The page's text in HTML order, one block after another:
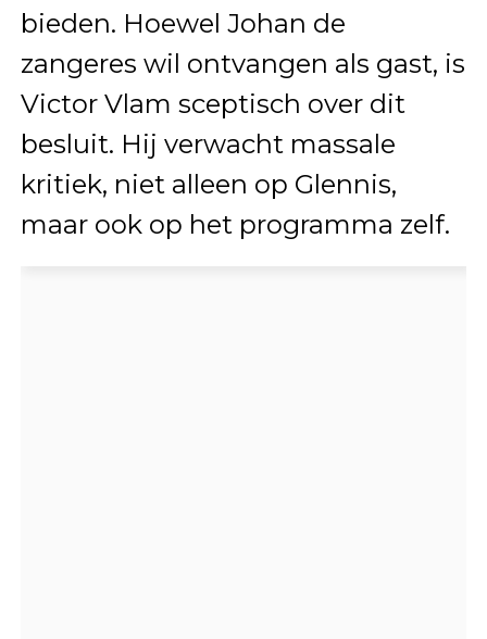
bieden. Hoewel Johan de
zangeres wil ontvangen als gast, is
Victor Vlam sceptisch over dit
besluit. Hij verwacht massale
kritiek, niet alleen op Glennis,
maar ook op het programma zelf.